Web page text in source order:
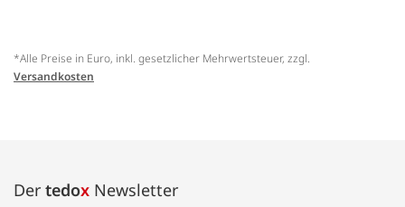
*Alle Preise in Euro, inkl. gesetzlicher Mehrwertsteuer, zzgl.
Versandkosten
Der tedox Newsletter